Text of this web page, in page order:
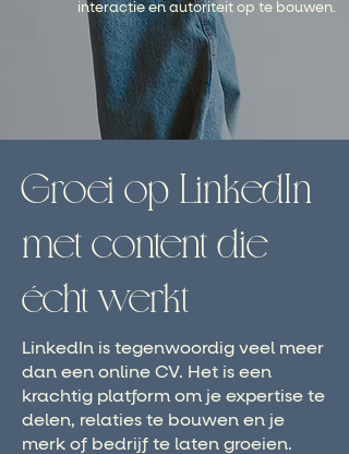
interactie en autoriteit op te bouwen.
Groei op LinkedIn
met content die
écht werkt
LinkedIn is tegenwoordig veel meer
dan een online CV. Het is een
krachtig platform om je expertise te
delen, relaties te bouwen en je
merk of bedrijf te laten groeien.